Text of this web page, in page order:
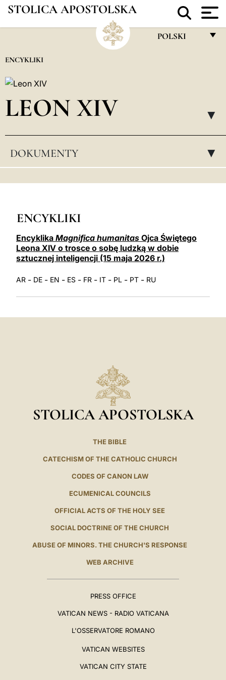
STOLICA APOSTOLSKA
POLSKI
ESPAÑOL
LATINE
ENCYKLIKI
LEON XIV ▸
DOKUMENTY ▸
ENCYKLIKI
Encyklika Magnifica humanitas Ojca Świętego
Leona XIV o trosce o sobę ludzką w dobie
sztucznej inteligencji (15 maja 2026 r.)
AR - DE - EN - ES - FR - IT - PL - PT - RU
STOLICA APOSTOLSKA
THE BIBLE
CATECHISM OF THE CATHOLIC CHURCH
CODES OF CANON LAW
ECUMENICAL COUNCILS
OFFICIAL ACTS OF THE HOLY SEE
SOCIAL DOCTRINE OF THE CHURCH
ABUSE OF MINORS. THE CHURCH'S RESPONSE
WEB ARCHIVE
PRESS OFFICE
VATICAN NEWS - RADIO VATICANA
L'OSSERVATORE ROMANO
VATICAN WEBSITES
VATICAN CITY STATE